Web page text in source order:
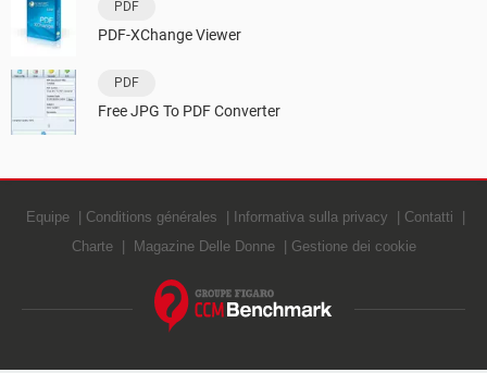
PDF
PDF-XChange Viewer
PDF
Free JPG To PDF Converter
Equipe Conditions générales Informativa sulla privacy
Contatti
Charte
Magazine Delle Donne Gestione dei cookie